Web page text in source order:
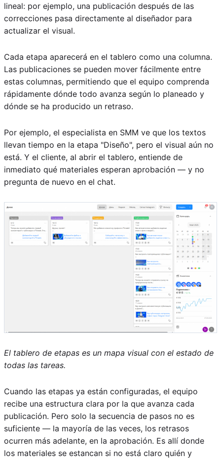
lineal: por ejemplo, una publicación después de las
correcciones pasa directamente al diseñador para
actualizar el visual.
Cada etapa aparecerá en el tablero como una columna.
Las publicaciones se pueden mover fácilmente entre
estas columnas, permitiendo que el equipo comprenda
rápidamente dónde todo avanza según lo planeado y
dónde se ha producido un retraso.
Por ejemplo, el especialista en SMM ve que los textos
llevan tiempo en la etapa "Diseño", pero el visual aún no
está. Y el cliente, al abrir el tablero, entiende de
inmediato qué materiales esperan aprobación — y no
pregunta de nuevo en el chat.
El tablero de etapas es un mapa visual con el estado de
todas las tareas.
Cuando las etapas ya están configuradas, el equipo
recibe una estructura clara por la que avanza cada
publicación. Pero solo la secuencia de pasos no es
suficiente — la mayoría de las veces, los retrasos
ocurren más adelante, en la aprobación. Es allí donde
los materiales se estancan si no está claro quién y